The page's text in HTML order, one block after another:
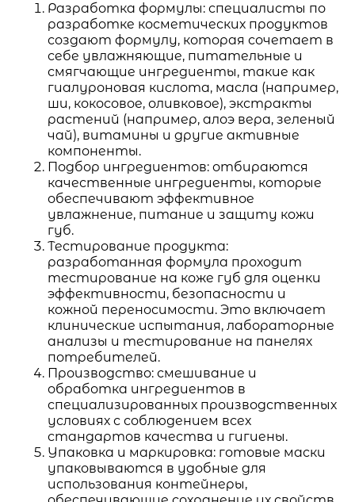
Разработка формулы: специалисты по
разработке косметических продуктов
создают формулу, которая сочетает в
себе увлажняющие, питательные и
смягчающие ингредиенты, такие как
гиалуроновая кислота, масла (например,
ши, кокосовое, оливковое), экстракты
растений (например, алоэ вера, зеленый
чай), витамины и другие активные
компоненты.
Подбор ингредиентов: отбираются
качественные ингредиенты, которые
обеспечивают эффективное
увлажнение, питание и защиту кожи
губ.
Тестирование продукта:
разработанная формула проходит
тестирование на коже губ для оценки
эффективности, безопасности и
кожной переносимости. Это включает
клинические испытания, лабораторные
анализы и тестирование на панелях
потребителей.
Производство: смешивание и
обработка ингредиентов в
специализированных производственных
условиях с соблюдением всех
стандартов качества и гигиены.
Упаковка и маркировка: готовые маски
упаковываются в удобные для
использования контейнеры,